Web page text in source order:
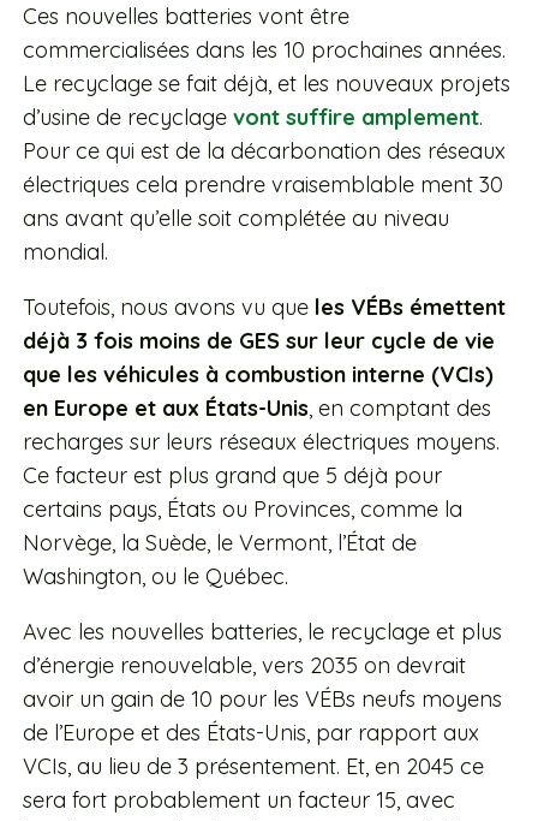
Ces nouvelles batteries vont être
commercialisées dans les 10 prochaines années.
Le recyclage se fait déjà, et les nouveaux projets
d’usine de recyclage vont suffire amplement.
Pour ce qui est de la décarbonation des réseaux
électriques cela prendre vraisemblable ment 30
ans avant qu’elle soit complétée au niveau
mondial.
Toutefois, nous avons vu que les VÉBs émettent
déjà 3 fois moins de GES sur leur cycle de vie
que les véhicules à combustion interne (VCIs)
en Europe et aux États-Unis, en comptant des
recharges sur leurs réseaux électriques moyens.
Ce facteur est plus grand que 5 déjà pour
certains pays, États ou Provinces, comme la
Norvège, la Suède, le Vermont, l’État de
Washington, ou le Québec.
Avec les nouvelles batteries, le recyclage et plus
d’énergie renouvelable, vers 2035 on devrait
avoir un gain de 10 pour les VÉBs neufs moyens
de l’Europe et des États-Unis, par rapport aux
VCIs, au lieu de 3 présentement. Et, en 2045 ce
sera fort probablement un facteur 15, avec